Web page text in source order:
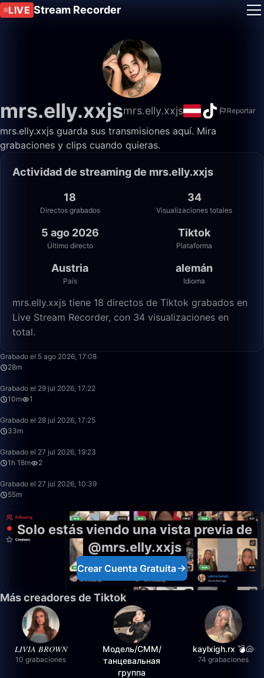
LIVE Stream Recorder
mrs.elly.xxjsmrs.elly.xxjs Reportar
mrs.elly.xxjs guarda sus transmisiones aquí. Mira
grabaciones y clips cuando quieras.
Actividad de streaming de mrs.elly.xxjs
18
Directos grabados
34
Visualizaciones totales
5 ago 2026
Último directo
Tiktok
Plataforma
Austria
País
alemán
Idioma
mrs.elly.xxjs tiene 18 directos de Tiktok grabados en
Live Stream Recorder, con 34 visualizaciones en
total.
Grabado el 5 ago 2026, 17:08
28m
Grabado el 29 jul 2026, 17:22
10m
1
Grabado el 28 jul 2026, 17:25
33m
Grabado el 27 jul 2026, 19:23
1h 18m
2
Grabado el 27 jul 2026, 10:39
55m
Solo estás viendo una vista previa de
@mrs.elly.xxjs
Crear Cuenta Gratuita
Más creadores de Tiktok
𝐿𝐼𝑉𝐼𝐴 𝐵𝑅𝑂𝑊𝑁
10 grabaciones
Модель/СММ/
танцевальная
группа
kaylxigh.rx 💣🐚
74 grabaciones